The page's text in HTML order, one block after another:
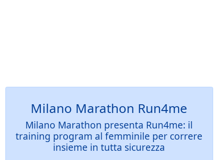
Milano Marathon Run4me
Milano Marathon presenta Run4me: il
training program al femminile per correre
insieme in tutta sicurezza